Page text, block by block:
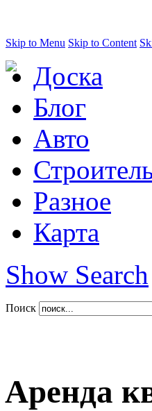
Skip to Menu Skip to Content
Доска
Блог
Авто
Разное
Карта
Show Search
Поиск
Аренда